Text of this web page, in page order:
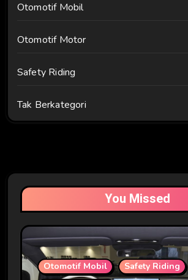
Otomotif Mobil
Otomotif Motor
Safety Riding
Tak Berkategori
You Missed
Otomotif Mobil
Safety Riding